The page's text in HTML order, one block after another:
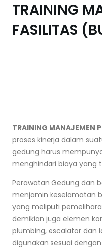
TRAINING
FASILITAS
TRAINING MANAJEMEN
proses kinerja dalam
gedung harus
menghindari biaya yang
Perawatan Gedung dan
menjamin keselamatan
yang meliputi
demikian juga elemen
plumbing, escalator dan
digunakan sesuai